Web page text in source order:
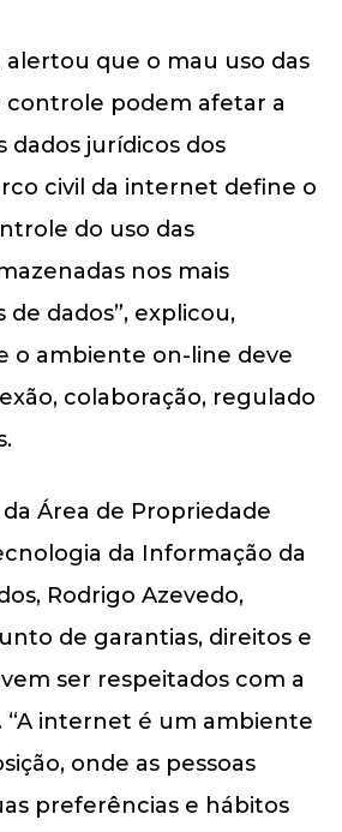
alertou que o mau uso das
podem afetar a
dados jurídicos dos
civil da internet define o
do uso das
nos mais
de dados”, explicou,
o ambiente on-line deve
colaboração, regulado
Área de Propriedade
da Informação da
Rodrigo Azevedo,
de garantias, direitos e
ser respeitados com a
“A internet é um ambiente
onde as pessoas
preferências e hábitos